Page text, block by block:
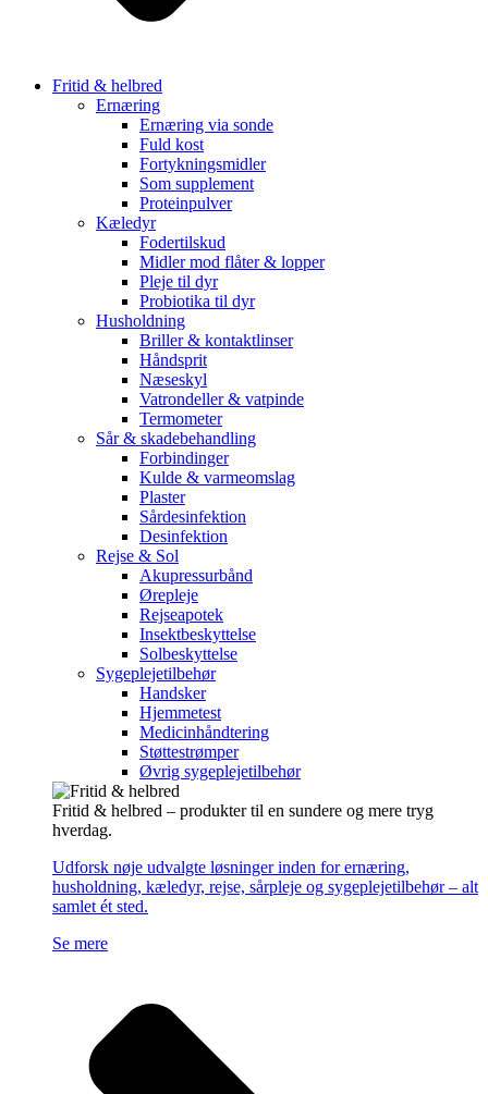
Fritid & helbred
Ernæring
Ernæring via sonde
Fuld kost
Fortykningsmidler
Som supplement
Proteinpulver
Kæledyr
Fodertilskud
Midler mod flåter & lopper
Pleje til dyr
Probiotika til dyr
Husholdning
Briller & kontaktlinser
Håndsprit
Næseskyl
Vatrondeller & vatpinde
Termometer
Sår & skadebehandling
Forbindinger
Kulde & varmeomslag
Plaster
Sårdesinfektion
Desinfektion
Rejse & Sol
Akupressurbånd
Ørepleje
Rejseapotek
Insektbeskyttelse
Solbeskyttelse
Sygeplejetilbehør
Handsker
Hjemmetest
Medicinhåndtering
Støttestrømper
Øvrig sygeplejetilbehør
Fritid & helbred – produkter til en sundere og mere tryg
hverdag.
Udforsk nøje udvalgte løsninger inden for ernæring,
husholdning, kæledyr, rejse, sårpleje og sygeplejetilbehør – alt
samlet ét sted.
Se mere